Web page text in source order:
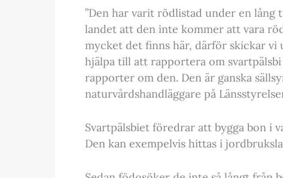
”Den har varit rödlistad under en lång
landet att den inte kommer att vara
mycket det finns här, därför skickar
hjälpa till att rapportera om
rapporter om den. Den är ganska
naturvårdshandläggare på
Svartpälsbiet föredrar att bygga bon i
Den kan exempelvis hittas i